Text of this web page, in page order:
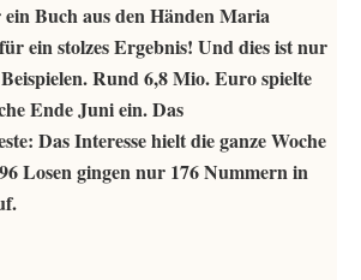
Buch aus den Händen Maria
ein stolzes Ergebnis! Und dies ist nur
Rund 6,8 Mio. Euro spielte
Ende Juni ein. Das
Das Interesse hielt die ganze Woche
Losen gingen nur 176 Nummern in